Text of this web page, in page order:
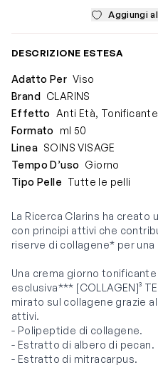
Aggiungi
DESCRIZIONE ESTESA
Adatto Per Viso
Brand CLARINS
Effetto Anti Età,
Formato
ml 50
Linea SOINS VISAGE
Tempo D’uso Giorno
Tipo Pelle Tutte le pelli
La Ricerca Clarins ha
con principi attivi che
riserve di collagene* per
Una crema giorno
esclusiva*** [COLLAGEN]³
mirato sul collagene grazie
attivi.
- Polipeptide di collagene.
- Estratto di albero di pecan.
- Estratto di mitracarpus.